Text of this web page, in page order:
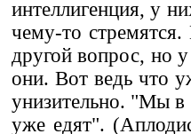
интеллигенция, у
чему-то
другой вопрос, но
они. Вот ведь что
унизительно. "Мы в
уже едят".